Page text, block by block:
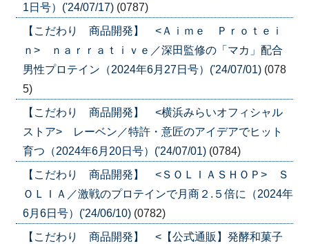
1日号）('24/07/17) (0787)
【こだわり 商品開発】 <Ａｉｍｅ Ｐｒｏｔｅｉ
ｎ> ｎａｒｒａｔｉｖｅ／深田監修の「マカ」配合
男性プロテイン（2024年6月27日号）('24/07/01) (078
5)
【こだわり 商品開発】 <横浜みらいオフィシャル
ストア> レーベン／特許・意匠のアイデアでヒット
育つ（2024年6月20日号）('24/07/01) (0784)
【こだわり 商品開発】 <ＳＯＬＩＡＳＨＯＰ> Ｓ
ＯＬＩＡ／激戦のプロテインで月商２.５倍に（2024年
6月6日号）('24/06/10) (0782)
【こだわり 商品開発】 <【公式通販】発酵和菓子